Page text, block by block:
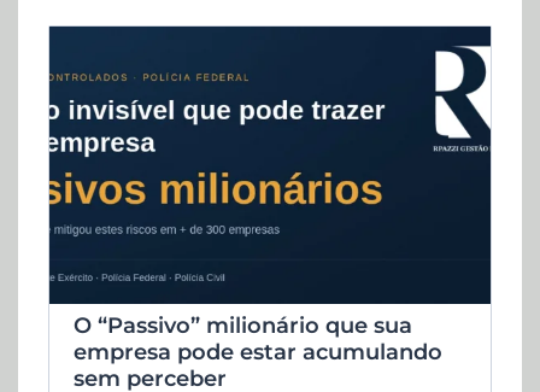
O “Passivo” milionário que sua
empresa pode estar acumulando
sem perceber